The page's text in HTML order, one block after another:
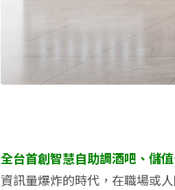
全台首創智慧自助調酒吧、儲
資訊量爆炸的時代，在職場或